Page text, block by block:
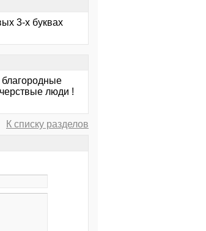
3-х буквах
благородные
люди !
К списку разделов